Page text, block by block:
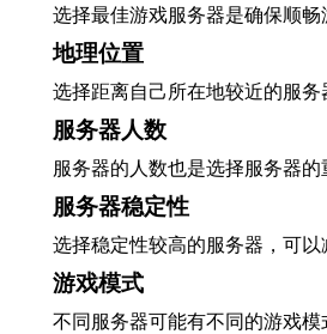
选择最佳游戏服务器是确保顺
地理位置
选择距离自己所在地较近的服务
服务器人数
服务器的人数也是选择服务器
服务器稳定性
选择稳定性较高的服务器，可以
游戏模式
不同服务器可能有不同的游戏